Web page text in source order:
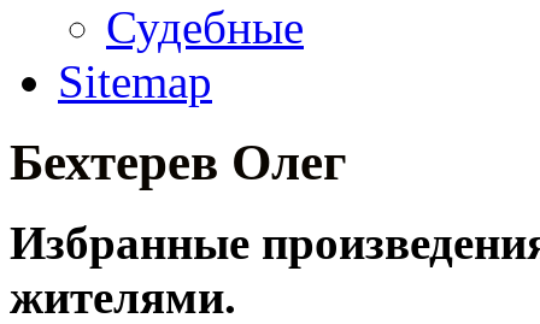
Судебные
Sitemap
Бехтерев Олег
Избранные
жителями.